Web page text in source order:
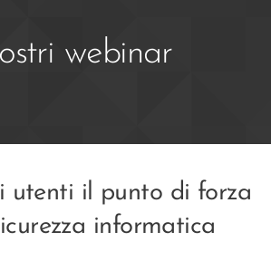
webinar
utenti il punto di forza
informatica